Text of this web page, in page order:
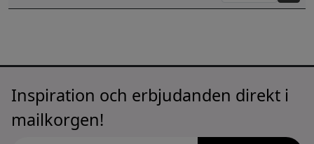
Inspiration och erbjudanden direkt i
mailkorgen!